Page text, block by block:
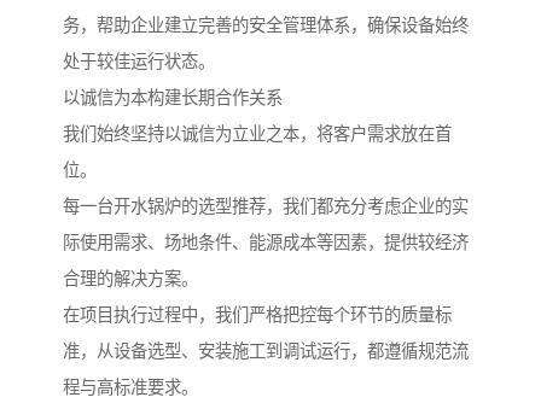
务，帮助企业建立完善的安全管理体系，确保设备始终
处于较佳运行状态。
以诚信为本构建长期合作关系
我们始终坚持以诚信为立业之本，将客户需求放在首
位。
每一台开水锅炉的选型推荐，我们都充分考虑企业的实
际使用需求、场地条件、能源成本等因素，提供较经济
合理的解决方案。
在项目执行过程中，我们严格把控每个环节的质量标
准，从设备选型、安装施工到调试运行，都遵循规范流
程与高标准要求。